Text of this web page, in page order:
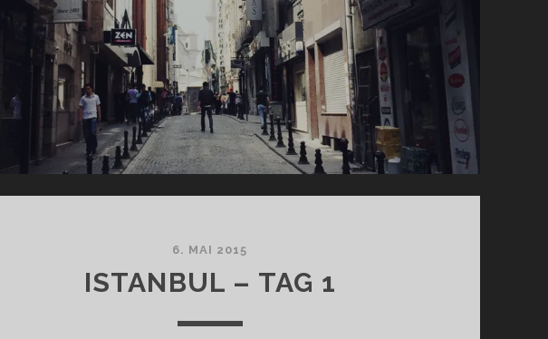
6. MAI 2015
ISTANBUL – TAG 1